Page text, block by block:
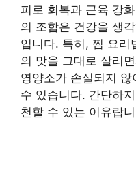
피로 회복과 근육 강
의 조합은 건강을 생
입니다. 특히, 찜 요리
의 맛을 그대로 살리
영양소가 손실되지
수 있습니다. 간단하
천할 수 있는 이유랍